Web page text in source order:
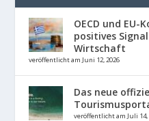
OECD und EU-
positives
Wirtschaft
veröffentlicht am Juni 12, 2026
Das neue
veröffentlicht am Juli 14,